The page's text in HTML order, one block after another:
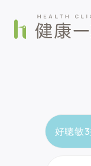
好聰敏